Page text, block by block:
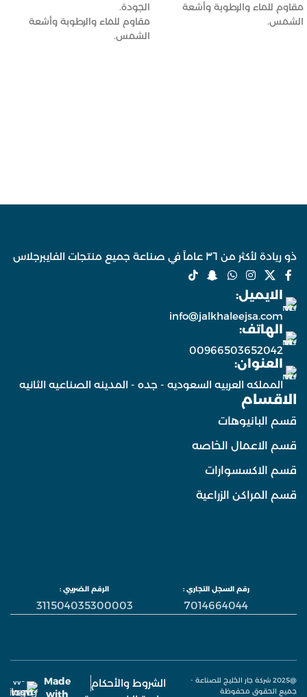
مقاوم للماء والرطوبة وأشعة
الشمس.
الجودة.
مقاوم للماء والرطوبة وأشعة
الشمس.
ذو ريادة لأكثر من ٣٦ عاماً في صناعة جميع منتجات الفايبرجلاس
الايميل:
info@jalkhaleejsa.com
الهاتف:
00966503652042
العنوان:
المملكه العربيه السعوديه - جده - المدينه الصناعيه الثانيه
الاقسام
قسم البانيوهات
قسم الاعمال الخاصه
قسم الاكسسوارات
قسم المراكن الزراعية
رقم السجل التجاري :
7014664044
الرقم الضريبي :
311504035300003
@2025 شركة جار الخليج للصناعة -
جميع الحقوق محفوظة
الشروط والأحكام
Made
with